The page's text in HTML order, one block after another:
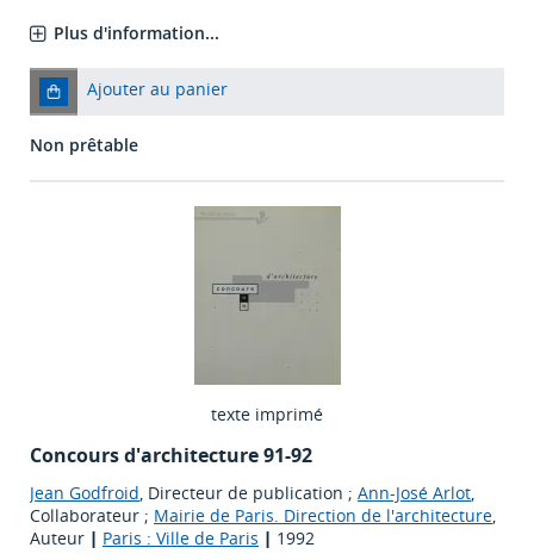
Plus d'information...
Ajouter au panier
Non prêtable
texte imprimé
Concours d'architecture 91-92
Jean Godfroid, Directeur de publication ; Ann-José Arlot,
Collaborateur ; Mairie de Paris. Direction de l'architecture,
Auteur | Paris : Ville de Paris | 1992